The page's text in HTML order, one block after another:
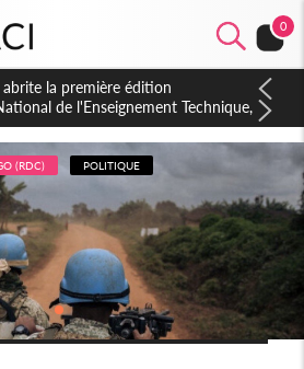
0
délègue une partie de ses
à 05 cadres, vers sa retraite
(RDC) POLITIQUE